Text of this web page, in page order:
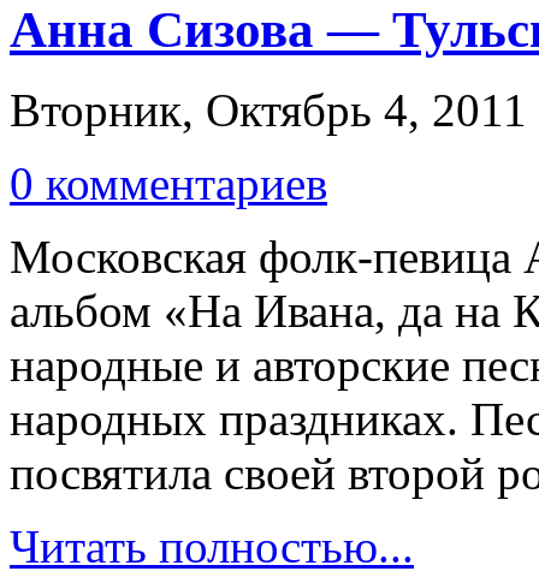
Анна Сизова —
Вторник, Октябрь 4, 2011
0 комментариев
Московская фолк-певица
альбом «На Ивана, да на
народные и авторские
народных праздниках.
посвятила своей второй
Читать полностью...